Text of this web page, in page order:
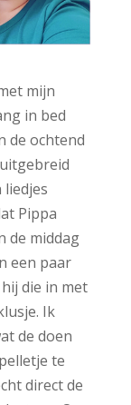
mijn
in bed
de ochtend
Pippa
de middag
een paar
die in met
Ik
de doen
te
direct de